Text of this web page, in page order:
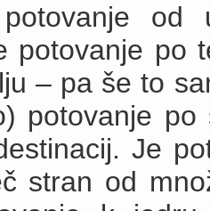
od
potovanje po
– pa še to
potovanje
Je
stran od